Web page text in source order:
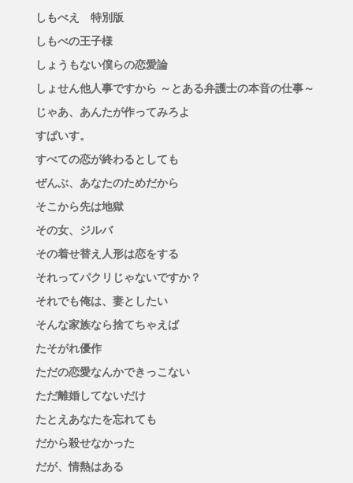
しもべえ 特別版
しもべの王子様
しょうもない僕らの恋愛論
しょせん他人事ですから ～とある弁護士の本音の仕事～
じゃあ、あんたが作ってみろよ
すぱいす。
すべての恋が終わるとしても
ぜんぶ、あなたのためだから
そこから先は地獄
その女、ジルバ
その着せ替え人形は恋をする
それってパクリじゃないですか？
それでも俺は、妻としたい
そんな家族なら捨てちゃえば
たそがれ優作
ただの恋愛なんかできっこない
ただ離婚してないだけ
たとえあなたを忘れても
だから殺せなかった
だが、情熱はある